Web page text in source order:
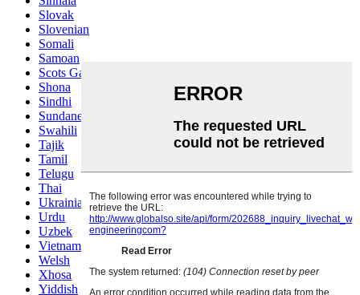
Slovak
Slovenian
Somali
Samoan
Scots Gaelic
Shona
Sindhi
Sundanese
Swahili
Tajik
Tamil
Telugu
Thai
Ukrainian
Urdu
Uzbek
Vietnamese
Welsh
Xhosa
Yiddish